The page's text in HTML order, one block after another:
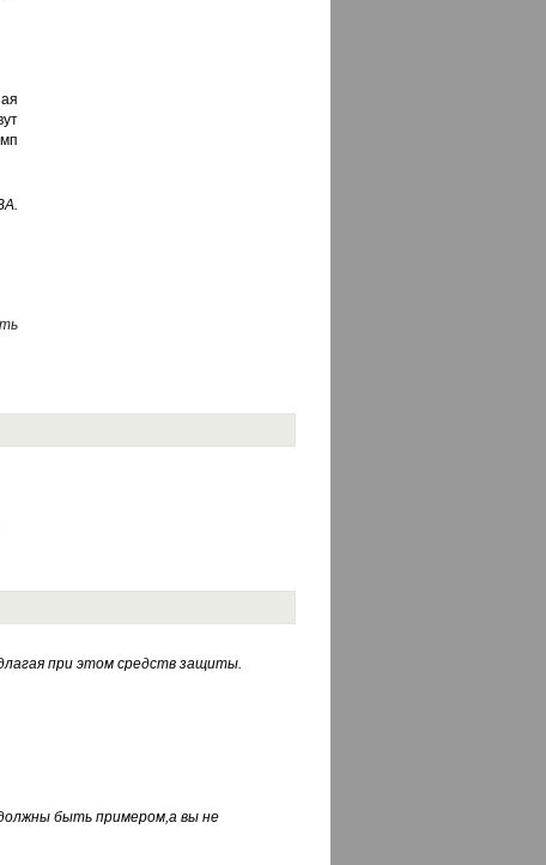
при этом средств защиты.
быть примером,а вы не